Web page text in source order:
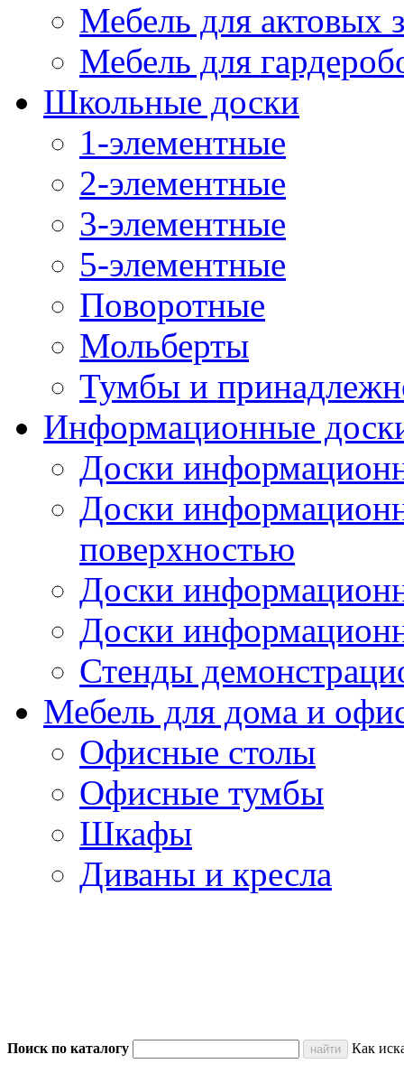
Мебель для актовых
Мебель для
Школьные доски
1-элементные
2-элементные
3-элементные
5-элементные
Поворотные
Мольберты
Тумбы и
Информационные
Доски
Доски
поверхностью
Доски
Доски
Стенды
Мебель для дома и
Офисные столы
Офисные тумбы
Шкафы
Диваны и кресла
Поиск по каталогу Как